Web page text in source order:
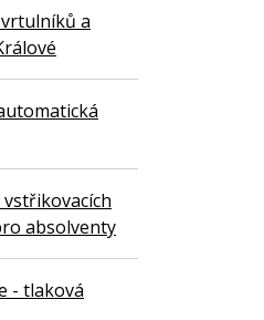
a
absolventy
- tlaková